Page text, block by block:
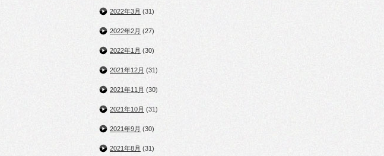
2022年3月 (31)
2022年2月 (27)
2022年1月 (30)
2021年12月 (31)
2021年11月 (30)
2021年10月 (31)
2021年9月 (30)
2021年8月 (31)